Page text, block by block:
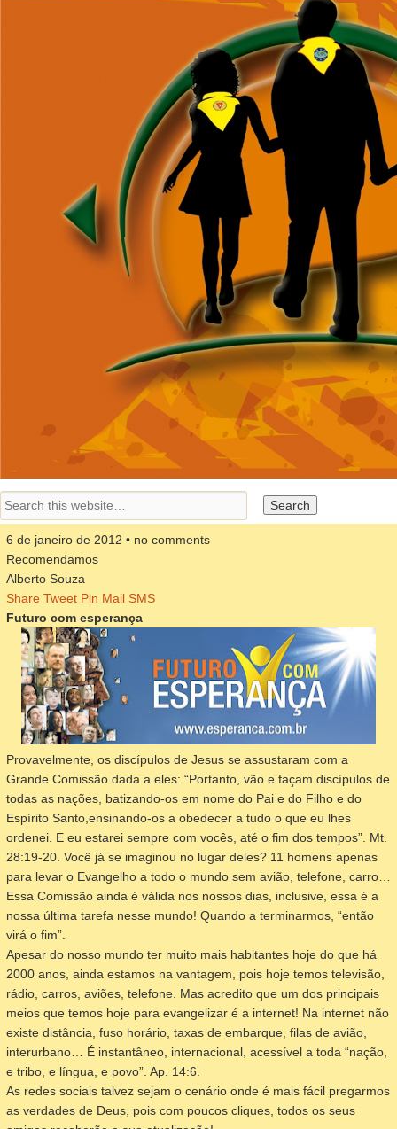
6 de janeiro de 2012 • no comments
Recomendamos
Alberto Souza
Share Tweet Pin Mail SMS
Futuro com esperança
Provavelmente, os discípulos de Jesus se assustaram com a
Grande Comissão dada a eles: “Portanto, vão e façam discípulos de
todas as nações, batizando-os em nome do Pai e do Filho e do
Espírito Santo,ensinando-os a obedecer a tudo o que eu lhes
ordenei. E eu estarei sempre com vocês, até o fim dos tempos”. Mt.
28:19-20. Você já se imaginou no lugar deles? 11 homens apenas
para levar o Evangelho a todo o mundo sem avião, telefone, carro…
Essa Comissão ainda é válida nos nossos dias, inclusive, essa é a
nossa última tarefa nesse mundo! Quando a terminarmos, “então
virá o fim”.
Apesar do nosso mundo ter muito mais habitantes hoje do que há
2000 anos, ainda estamos na vantagem, pois hoje temos televisão,
rádio, carros, aviões, telefone. Mas acredito que um dos principais
meios que temos hoje para evangelizar é a internet! Na internet não
existe distância, fuso horário, taxas de embarque, filas de avião,
interurbano… É instantâneo, internacional, acessível a toda “nação,
e tribo, e língua, e povo”. Ap. 14:6.
As redes sociais talvez sejam o cenário onde é mais fácil pregarmos
as verdades de Deus, pois com poucos cliques, todos os seus